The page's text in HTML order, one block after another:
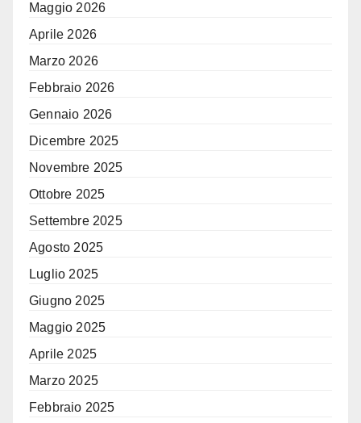
Maggio 2026
Aprile 2026
Marzo 2026
Febbraio 2026
Gennaio 2026
Dicembre 2025
Novembre 2025
Ottobre 2025
Settembre 2025
Agosto 2025
Luglio 2025
Giugno 2025
Maggio 2025
Aprile 2025
Marzo 2025
Febbraio 2025